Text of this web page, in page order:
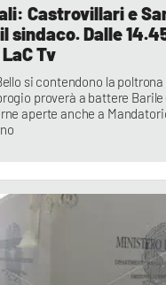
Castrovillari e
sindaco. Dalle
Tv
si contendono la
proverà a battere
aperte anche a